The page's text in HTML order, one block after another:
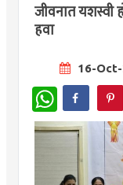
जीवनात यशस्वी
हवा
16-
WhatsApp